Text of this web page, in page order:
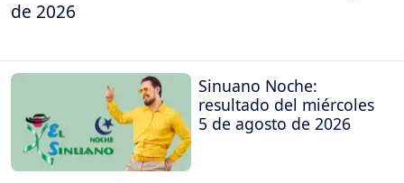
de 2026
Sinuano Noche:
resultado del miércoles
5 de agosto de 2026